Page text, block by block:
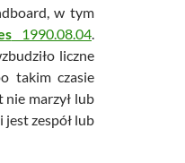
w tym
1990.08.04.
liczne
takim czasie
nie marzył lub
zespół lub